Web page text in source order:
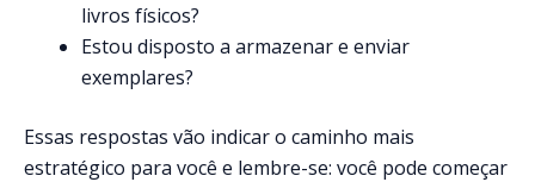
livros físicos?
Estou disposto a armazenar e enviar
exemplares?
Essas respostas vão indicar o caminho mais
estratégico para você e lembre-se: você pode começar